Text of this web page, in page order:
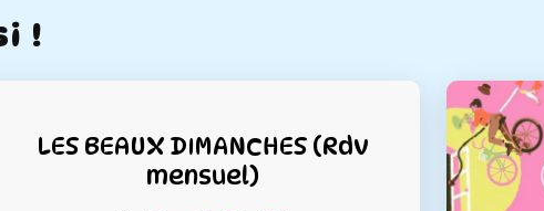
!
LES BEAUX DIMANCHES (Rdv
mensuel)